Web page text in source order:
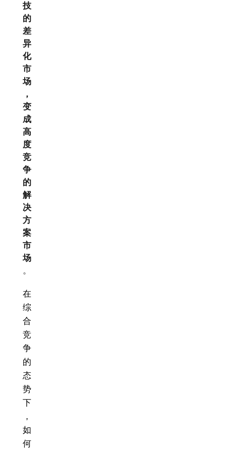
技
的
差
异
化
市
场
，
变
成
高
度
竞
争
的
解
决
方
案
市
场
。
在
综
合
竞
争
的
态
势
下
，
如
何